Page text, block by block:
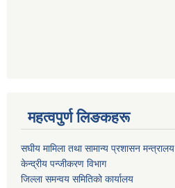
महत्वपुर्ण लिङकहरू
स‌घीय मामिला तथा सामान्य प्रशासन मन्त्रालय
केन्द्रीय पन्जीकरण विभाग
जिल्ला समन्वय समितिको कार्यालय